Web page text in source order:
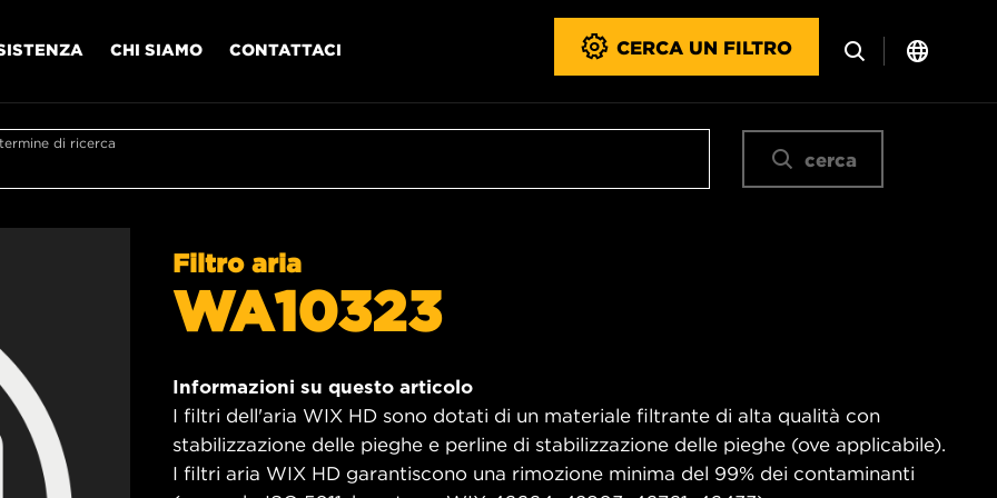
CHI SIAMO CONTATTACI CERCA UN FILTRO
di ricerca
cerca
Filtro aria
WA10323
Informazioni su questo articolo
I filtri dell'aria WIX HD sono dotati di un materiale filtrante di alta qualità con
stabilizzazione delle pieghe e perline di stabilizzazione delle pieghe (ove applicabile).
I filtri aria WIX HD garantiscono una rimozione minima del 99% dei contaminanti